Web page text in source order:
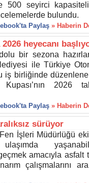
500 seyirci
bulundu.
Paylaş » Haberin
heyecanı
bir sezona
ile Türkiye
iş birliğinde
2026
Paylaş » Haberin
sürüyor
İşleri Müdürlüğü
amacıyla asfalt
çalışmalarını